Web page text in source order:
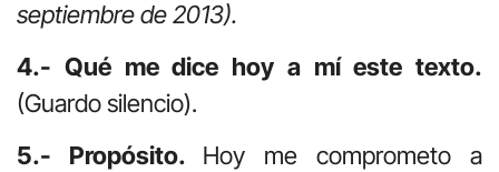
septiembre de 2013).
4.- Qué me dice hoy a mí este texto.
(Guardo silencio).
5.- Propósito. Hoy me comprometo a